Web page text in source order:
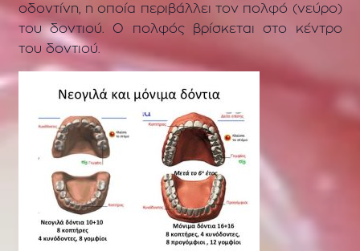
οδοντίνη, η οποία περιβάλλει τον πολφό (νεύρο)
του δοντιού. Ο πολφός βρίσκεται στο κέντρο
του δοντιού.